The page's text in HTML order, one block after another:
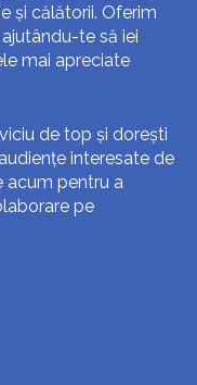
și călătorii. Oferim
te să iei
mai apreciate
de top și dorești
interesate de
acum pentru a
pe